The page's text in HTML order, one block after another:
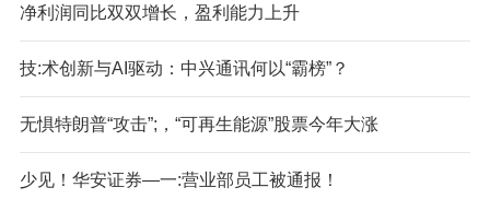
净利润同比双双增长，盈利能力上升
技:术创新与AI驱动：中兴通讯何以“霸榜”？
无惧特朗普“攻击”;，“可再生能源”股票今年大涨
少见！华安证券—一:营业部员工被通报！